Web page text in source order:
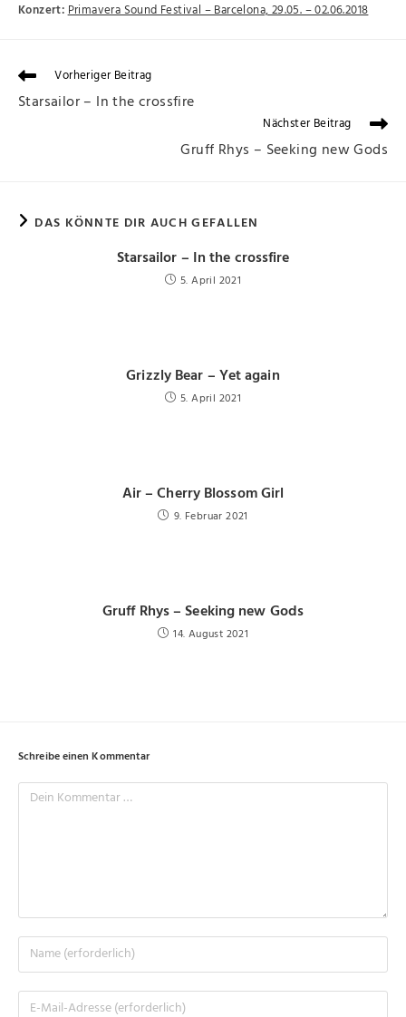
Konzert:Primavera Sound Festival – Barcelona, 29.05. – 02.06.2018
Vorheriger Beitrag
Starsailor – In the crossfire
Nächster Beitrag
Gruff Rhys – Seeking new Gods
DAS KÖNNTE DIR AUCH GEFALLEN
Starsailor – In the crossfire
5. April 2021
Grizzly Bear – Yet again
5. April 2021
Air – Cherry Blossom Girl
9. Februar 2021
Gruff Rhys – Seeking new Gods
14. August 2021
Schreibe einen Kommentar